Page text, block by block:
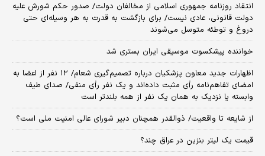
انتقاد روزنامه جمهوری اسلامی از مخالفان دولت/ صدور حکم شورش علیه
دولت قانونی، عادی نیست/ برای بازگشت به قدرت به هر وسیله‌ای حتی
دروغ و توطئه متوسل می‌شوند
خواننده پیشکسوت موسیقی ایران بستری شد
اظهارات جدید معاون پزشکیان درباره تصمیم‌گیری شعام/ ۱۲ نفر از اعضا به
امضای تفاهم‌نامه رأی مثبت داده‌اند و یک نفر رأی منفی/ صدای طیف
وابسته یا نزدیک به همان یک نفر از همه بلندتر است
از شایعه تا واقعیت/ ذوالقدر همچنان دبیر شورای ‌عالی امنیت ملی است؟
قیمت یک لیتر بنزین در عراق چند؟